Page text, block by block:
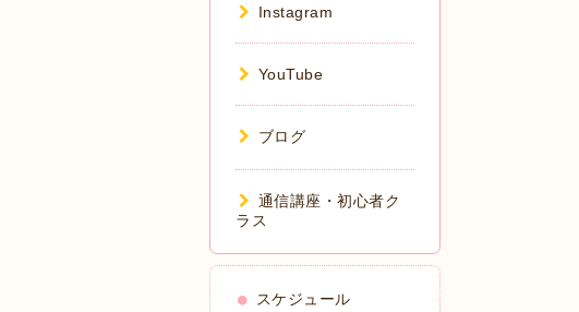
Instagram
YouTube
ブログ
通信講座・初心者ク
ラス
スケジュール